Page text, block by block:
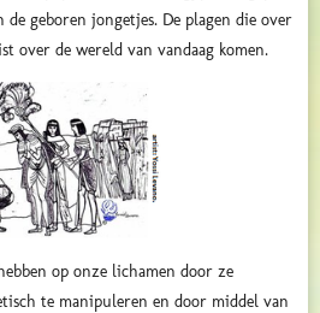
geboren jongetjes. De plagen die over
over de wereld van vandaag komen.
op onze lichamen door ze
te manipuleren en door middel van